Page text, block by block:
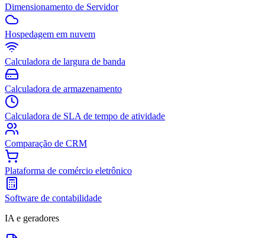
Dimensionamento de Servidor
Hospedagem em nuvem
Calculadora de largura de banda
Calculadora de armazenamento
Calculadora de SLA de tempo de atividade
Comparação de CRM
Plataforma de comércio eletrônico
Software de contabilidade
IA e geradores